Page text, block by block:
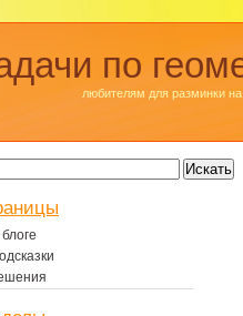
по
любителям для разминки на